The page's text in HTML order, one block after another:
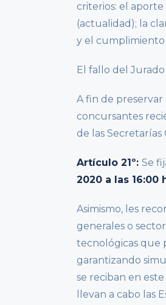
criterios: el
(actualidad); la
y el cumplimiento
El fallo del
A fin de
concursantes
de las
Artículo 21º: Se
2020 a las 16:00
Asimismo, les
generales o
tecnológicas que
garantizando
se reciban en
llevan a cabo las